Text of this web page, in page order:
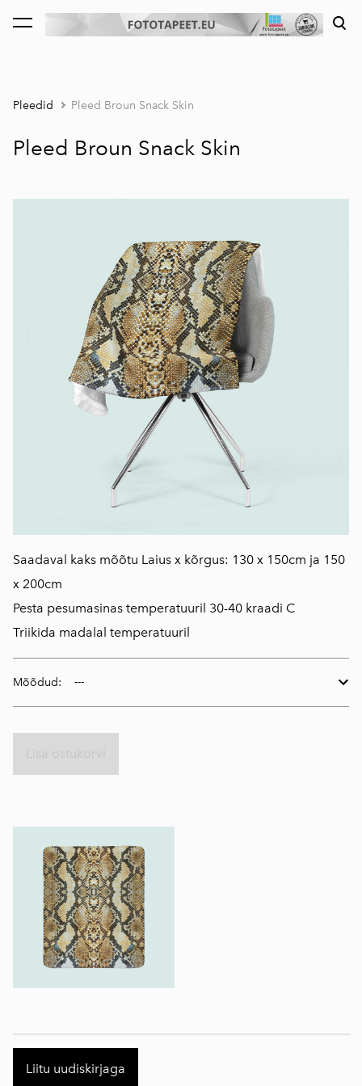
lisati ostukorvi. Vaata ostukorvi
Pleedid Pleed Broun Snack Skin
Pleed Broun Snack Skin
Saadaval kaks mõõtu Laius x kõrgus: 130 x 150cm ja 150
x 200cm
Pesta pesumasinas temperatuuril 30-40 kraadi C
Triikida madalal temperatuuril
Mõõdud:
Liitu uudiskirjaga